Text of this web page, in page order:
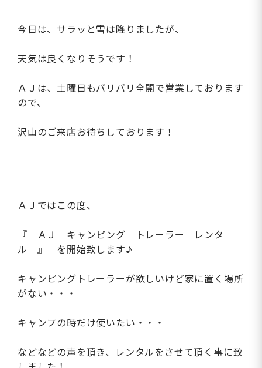
今日は、サラッと雪は降りましたが、
天気は良くなりそうです！
ＡＪは、土曜日もバリバリ全開で営業しております
ので、
沢山のご来店お待ちしております！
ＡＪではこの度、
『 ＡＪ キャンピング トレーラー レンタ
ル 』 を開始致します♪
キャンピングトレーラーが欲しいけど家に置く場所
がない・・・
キャンプの時だけ使いたい・・・
などなどの声を頂き、レンタルをさせて頂く事に致